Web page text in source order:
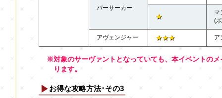
バーサーカー
★
マ
(
アヴェンジャー ★★★ ア
※対象のサーヴァントとなっていても、本イベントの
ります。
お得な攻略方法･その3